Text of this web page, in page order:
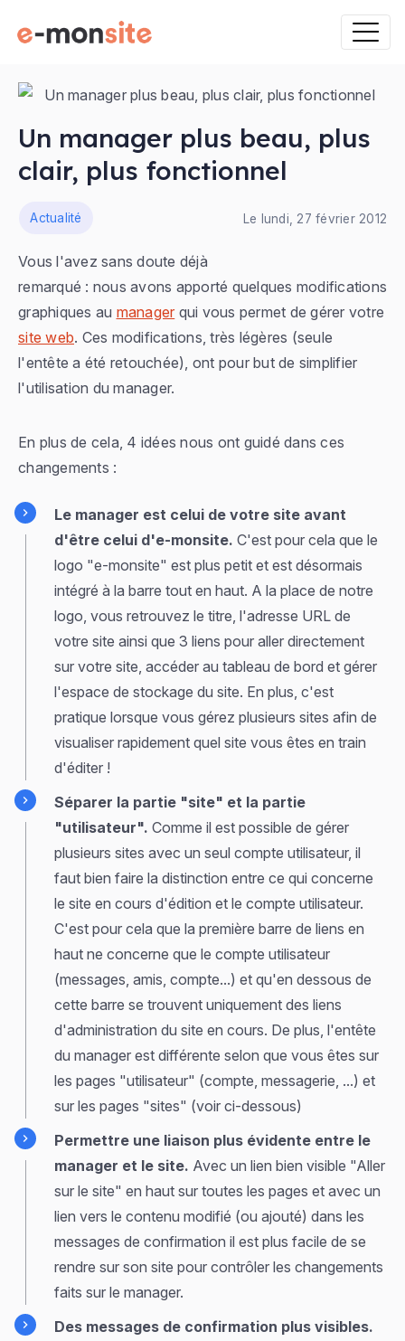
Un manager plus beau, plus
clair, plus fonctionnel
Le lundi, 27 février 2012
Actualité
Vous l'avez sans doute déjà
remarqué : nous avons apporté quelques modifications
graphiques au manager qui vous permet de gérer votre
site web. Ces modifications, très légères (seule
l'entête a été retouchée), ont pour but de simplifier
l'utilisation du manager.
En plus de cela, 4 idées nous ont guidé dans ces
changements :
Le manager est celui de votre site avant
d'être celui d'e-monsite. C'est pour cela que le
logo "e-monsite" est plus petit et est désormais
intégré à la barre tout en haut. A la place de notre
logo, vous retrouvez le titre, l'adresse URL de
votre site ainsi que 3 liens pour aller directement
sur votre site, accéder au tableau de bord et gérer
l'espace de stockage du site. En plus, c'est
pratique lorsque vous gérez plusieurs sites afin de
visualiser rapidement quel site vous êtes en train
d'éditer !
Séparer la partie "site" et la partie
"utilisateur". Comme il est possible de gérer
plusieurs sites avec un seul compte utilisateur, il
faut bien faire la distinction entre ce qui concerne
le site en cours d'édition et le compte utilisateur.
C'est pour cela que la première barre de liens en
haut ne concerne que le compte utilisateur
(messages, amis, compte...) et qu'en dessous de
cette barre se trouvent uniquement des liens
d'administration du site en cours. De plus, l'entête
du manager est différente selon que vous êtes sur
les pages "utilisateur" (compte, messagerie, ...) et
sur les pages "sites" (voir ci-dessous)
Permettre une liaison plus évidente entre le
manager et le site. Avec un lien bien visible "Aller
sur le site" en haut sur toutes les pages et avec un
lien vers le contenu modifié (ou ajouté) dans les
messages de confirmation il est plus facile de se
rendre sur son site pour contrôler les changements
faits sur le manager.
Des messages de confirmation plus visibles.